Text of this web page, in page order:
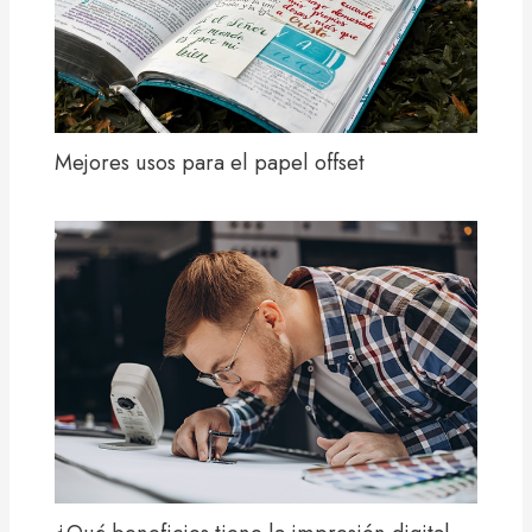
Mejores usos para el papel offset